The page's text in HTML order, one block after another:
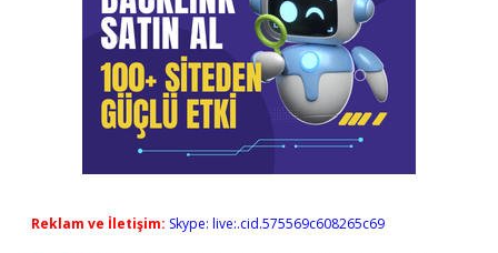
Reklam ve İletişim: Skype: live:.cid.575569c608265c69